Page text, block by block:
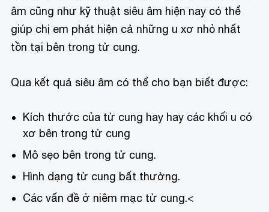
âm cũng như kỹ thuật siêu âm hiện nay có thể
giúp chị em phát hiện cả những u xơ nhỏ nhất
tồn tại bên trong tử cung.
Qua kết quả siêu âm có thể cho bạn biết được:
Kích thước của tử cung hay hay các khối u có
xơ bên trong tử cung
Mô sẹo bên trong tử cung.
Hình dạng tử cung bất thường.
Các vấn đề ở niêm mạc tử cung.<